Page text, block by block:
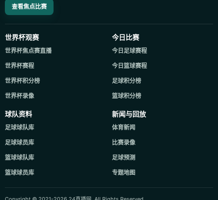
查看焦点比赛
世界杯观赛
世界杯焦点赛直播
世界杯赛程
世界杯积分榜
世界杯录像
今日比赛
今日足球赛程
今日篮球赛程
足球积分榜
篮球积分榜
球队资料
足球球队库
足球球员库
篮球球队库
篮球球员库
新闻与回放
体育新闻
比赛录像
足球预测
专题地图